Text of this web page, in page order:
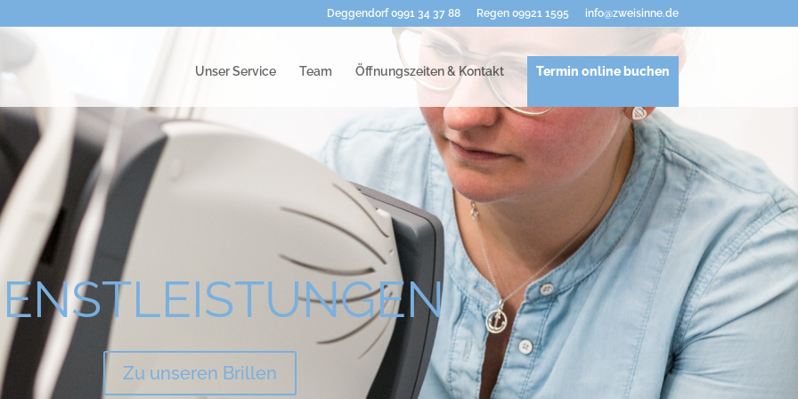
Deggendorf 0991 34 37 88 Regen 09921 1595 info@zweisinne.de
Unser Service Team Öffnungszeiten & Kontakt Termin online buchen
Zu unseren Brillen